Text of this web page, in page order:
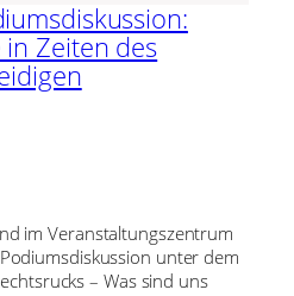
Zeiten des
im Veranstaltungszentrum
unter dem
– Was sind uns